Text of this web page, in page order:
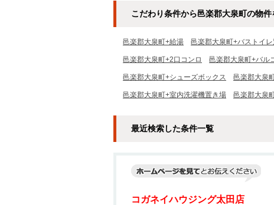
こだわり条件から邑楽郡大泉町の物件
邑楽郡大泉町+給湯 邑楽郡大泉町+バストイレ
邑楽郡大泉町+2口コンロ 邑楽郡大泉町+バル
邑楽郡大泉町+シューズボックス 邑楽郡大泉
邑楽郡大泉町+室内洗濯機置き場 邑楽郡大泉
最近検索した条件一覧
コガネイハウジング太田店